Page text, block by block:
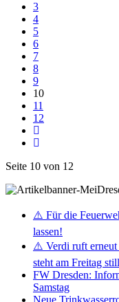
3
4
5
6
7
8
9
10
11
12
Seite 10 von 12
⚠️ Für die
lassen!
⚠️ Verdi ruft erneut
steht am Freitag
FW Dresden:
Samstag